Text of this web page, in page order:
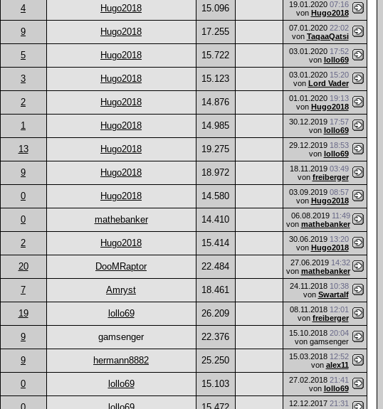
4 Hugo2018 15.096 19.01.2020 07:16
von Hugo2018
9 Hugo2018 17.255 07.01.2020 22:02
von TaqaaQatsi
5 Hugo2018 15.722 03.01.2020 17:52
von lollo69
3 Hugo2018 15.123 03.01.2020 15:20
von Lord Vader
2 Hugo2018 14.876 01.01.2020 19:13
von Hugo2018
1 Hugo2018 14.985 30.12.2019 17:57
von lollo69
13 Hugo2018 19.275 29.12.2019 18:53
von lollo69
9 Hugo2018 18.972 18.11.2019 03:49
von freiberger
0 Hugo2018 14.580 03.09.2019 08:57
von Hugo2018
0 mathebanker 14.410 06.08.2019 11:49
von mathebanker
2 Hugo2018 15.414 30.06.2019 13:20
von Hugo2018
20 DooMRaptor 22.484 27.06.2019 14:32
von mathebanker
7 Amryst 18.461 24.11.2018 10:38
von Swartalf
19 lollo69 26.209 08.11.2018 12:01
von freiberger
9 gamsenger 22.376 15.10.2018 20:04
von gamsenger
9 hermann8882 25.250 15.03.2018 12:52
von alex11
0 lollo69 15.103 27.02.2018 21:41
von lollo69
12.12.2017 21:31